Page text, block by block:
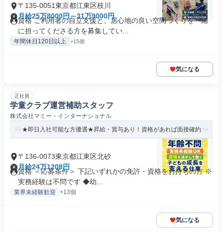
〒135-0051東京都江東区枝川
月給25万8000円～31万9000円
資格 ご利用者の自立支援と、居心地の良い空間づくりを一緒
に担ってくださる方を募集してい...
年間休日120日以上 +15個
気になる
正社員
学童クラブ運営補助スタッフ
株式会社マミー・インターナショナル
★即日入社可能な方優遇★昇給・賞与あり！資格があれば面接確約
〒136-0073東京都江東区北砂
月給24万1208円
資格 ＜応募条件＞ 下記いずれかの免許・資格をお持ちの方 ※
実務経験は不問です ◆幼...
業界未経験歓迎 +13個
気になる